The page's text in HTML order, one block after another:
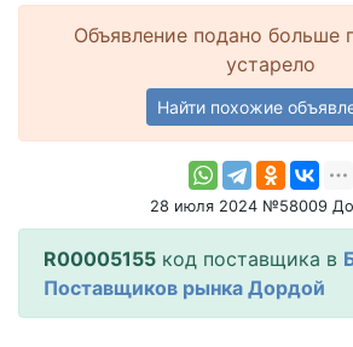
Объявление подано больше
устарело
Найти похожие
28 июля 2024 №58009
R00005155 код поставщика в
Поставщиков рынка Дордой